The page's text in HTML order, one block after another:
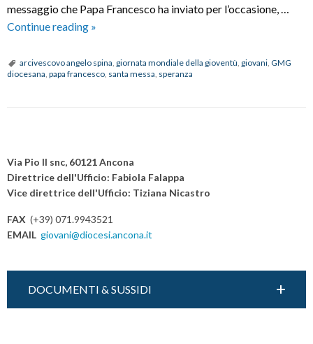
messaggio che Papa Francesco ha inviato per l’occasione, …
Continue reading Gmg
dei
giovani
speranza”
»
arcivescovo angelo spina giornata mondiale della gioventù giovani GMG
diocesana papa francesco santa messa speranza
o
s
t
N
a
i
Via Pio II snc, 60121 Ancona
Direttrice dell'Ufficio: Fabiola Falappa
Vice direttrice dell'Ufficio: Tiziana Nicastro
FAX (+39) 071.9943521
EMAIL giovani@diocesi.ancona.it
DOCUMENTI & SUSSIDI